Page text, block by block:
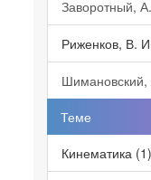
Заворотный,
Риженков, В.
Теме
Кинематика (1)